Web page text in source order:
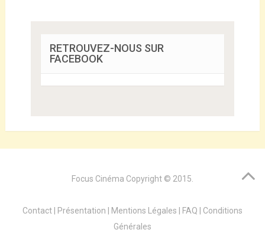
RETROUVEZ-NOUS SUR
FACEBOOK
Focus Cinéma Copyright © 2015.
Contact Présentation Mentions Légales FAQ
Conditions
Générales